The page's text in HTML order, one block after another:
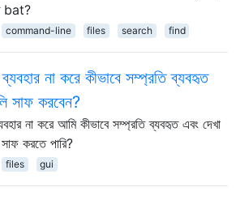
bat?
command-line files search find
ব্যবহার না করে কীভাবে সম্প্রতি ব্যবহৃত
সাফ করবেন?
না করে আমি কীভাবে সম্প্রতি ব্যবহৃত এবং দেখা
করতে পারি?
files gui